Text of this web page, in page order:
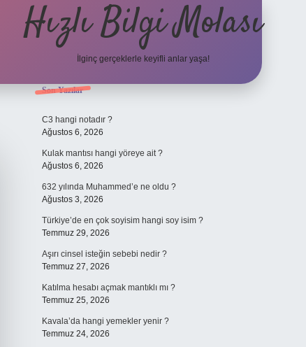
Hızlı Bilgi Molası
İlginç gerçeklerle keyifli anlar yaşa!
Sidebar
Son Yazılar
C3 hangi notadır ?
Ağustos 6, 2026
Kulak mantısı hangi yöreye ait ?
Ağustos 6, 2026
632 yılında Muhammed’e ne oldu ?
Ağustos 3, 2026
Türkiye’de en çok soyisim hangi soy isim ?
Temmuz 29, 2026
Aşırı cinsel isteğin sebebi nedir ?
Temmuz 27, 2026
Katılma hesabı açmak mantıklı mı ?
Temmuz 25, 2026
Kavala’da hangi yemekler yenir ?
Temmuz 24, 2026